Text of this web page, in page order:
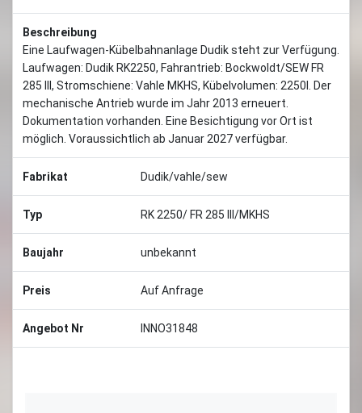
Beschreibung
Eine Laufwagen-Kübelbahnanlage Dudik steht zur Verfügung.
Laufwagen: Dudik RK2250, Fahrantrieb: Bockwoldt/SEW FR
285 III, Stromschiene: Vahle MKHS, Kübelvolumen: 2250l. Der
mechanische Antrieb wurde im Jahr 2013 erneuert.
Dokumentation vorhanden. Eine Besichtigung vor Ort ist
möglich. Voraussichtlich ab Januar 2027 verfügbar.
Fabrikat Dudik/vahle/sew
Typ RK 2250/ FR 285 III/MKHS
Baujahr unbekannt
Preis Auf Anfrage
Angebot Nr INNO31848